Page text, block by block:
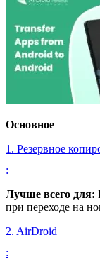
Основное
1. Резервное
:
Лучше всего для:
при переходе на
2. AirDroid
: